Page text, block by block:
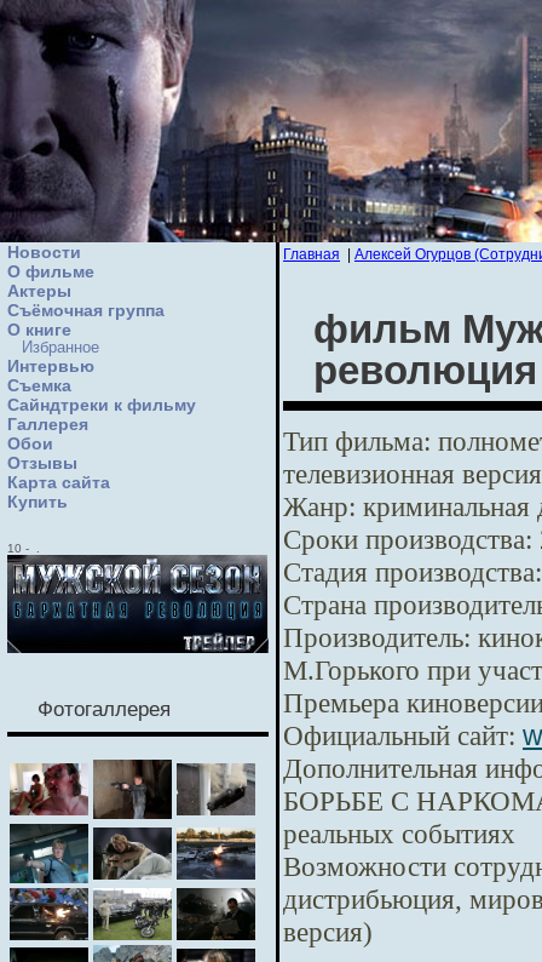
Новости
О фильме
Актеры
Съёмочная группа
О книге
Избранное
Интервью
Cъемка
Сайндтреки к фильму
Галлерея
Обои
Отзывы
Карта сайта
Купить
10 -
Фотогаллерея
Главная Алексей Огурцов
фильм
революция
Тип фильма:
телевизионная
Жанр: криминальная
Сроки производства:
Стадия производства:
Страна
Производитель:
М.Горького при
Премьера
Официальный сайт:
Дополнительная
БОРЬБЕ С
реальных событиях
Возможности
дистрибьюция,
версия)